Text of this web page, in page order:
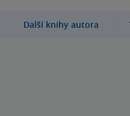
Další knihy autora